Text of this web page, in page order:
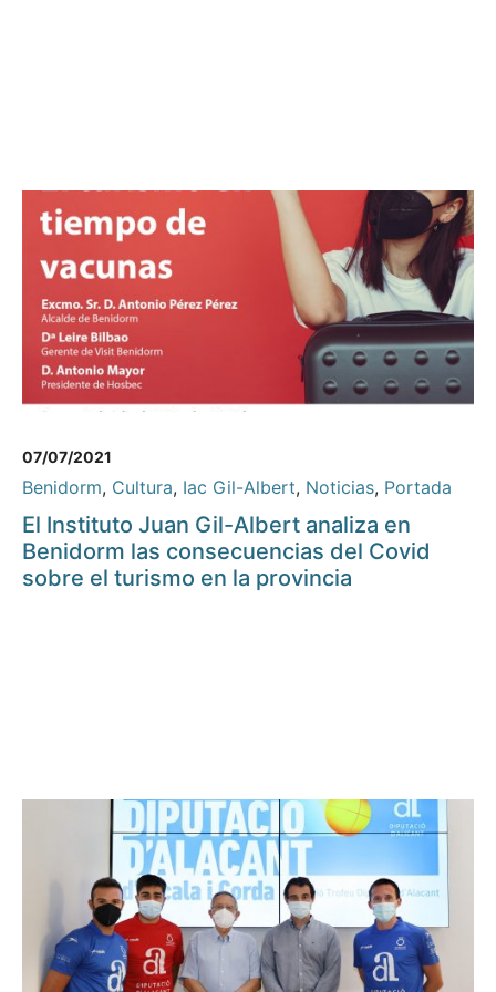
07/07/2021
Benidorm, Cultura, Iac Gil-Albert, Noticias, Portada
El Instituto Juan Gil-Albert analiza en
Benidorm las consecuencias del Covid
sobre el turismo en la provincia